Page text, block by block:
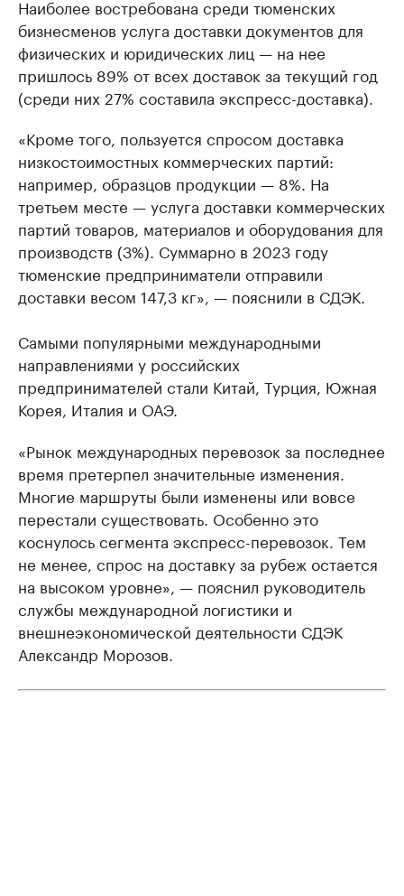
Наиболее востребована среди тюменских
бизнесменов услуга доставки документов для
физических и юридических лиц — на нее
пришлось 89% от всех доставок за текущий год
(среди них 27% составила экспресс-доставка).
«Кроме того, пользуется спросом доставка
низкостоимостных коммерческих партий:
например, образцов продукции — 8%. На
третьем месте — услуга доставки коммерческих
партий товаров, материалов и оборудования для
производств (3%). Суммарно в 2023 году
тюменские предприниматели отправили
доставки весом 147,3 кг», — пояснили в СДЭК.
Самыми популярными международными
направлениями у российских
предпринимателей стали Китай, Турция, Южная
Корея, Италия и ОАЭ.
«Рынок международных перевозок за последнее
время претерпел значительные изменения.
Многие маршруты были изменены или вовсе
перестали существовать. Особенно это
коснулось сегмента экспресс-перевозок. Тем
не менее, спрос на доставку за рубеж остается
на высоком уровне», — пояснил руководитель
службы международной логистики и
внешнеэкономической деятельности СДЭК
Александр Морозов.